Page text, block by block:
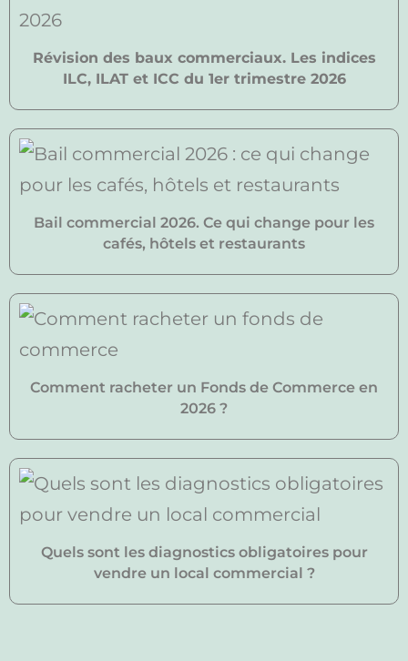
Révision des baux commerciaux. Les indices
ILC, ILAT et ICC du 1er trimestre 2026
Bail commercial 2026. Ce qui change pour les
cafés, hôtels et restaurants
Comment racheter un Fonds de Commerce en
2026 ?
Quels sont les diagnostics obligatoires pour
vendre un local commercial ?